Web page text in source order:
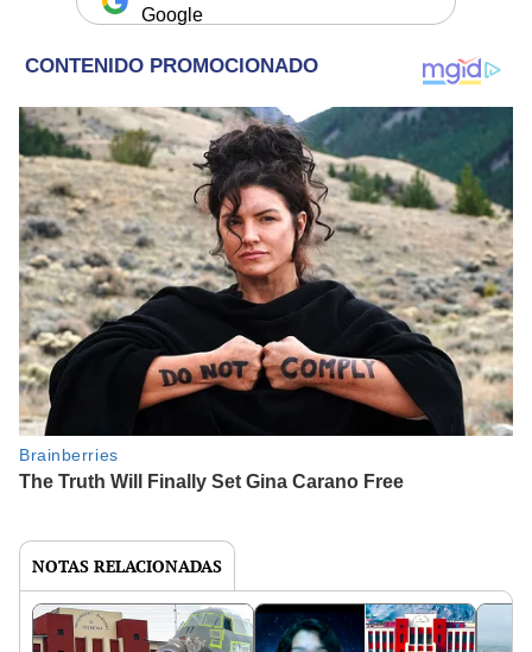
Google
NOTAS RELACIONADAS